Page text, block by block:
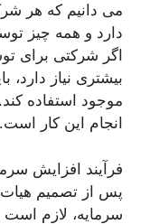
می دانیم که هر
دارد و همه چیز
اگر شرکتی برای
بیشتری نیاز دارد،
موجود استفاده
انجام این کار است.
فرآیند افزایش
پس از تصمیم
سرمایه، لازم